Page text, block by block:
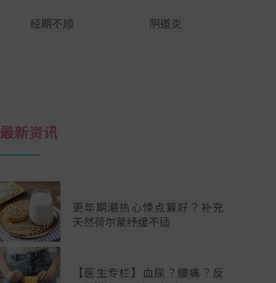
经期不顺 阴道炎
最新资讯
更年期潮热心悸点算好？补充
天然荷尔蒙纾缓不适
【医生专栏】血尿？腰痛？反